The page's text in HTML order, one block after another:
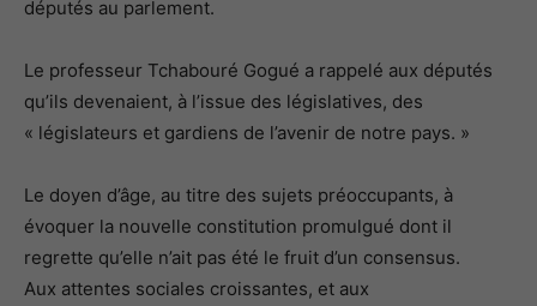
députés au parlement.
Le professeur Tchabouré Gogué a rappelé aux députés
qu’ils devenaient, à l’issue des législatives, des
« législateurs et gardiens de l’avenir de notre pays. »
Le doyen d’âge, au titre des sujets préoccupants, à
évoquer la nouvelle constitution promulgué dont il
regrette qu’elle n’ait pas été le fruit d’un consensus.
Aux attentes sociales croissantes, et aux